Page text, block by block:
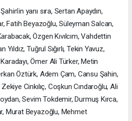
yanı sıra, Sertan Apaydın,
Fatih Beyazoğlu, Süleyman Salcan,
Özgen Kıvılcım, Vahdettin
Tuğrul Sığırlı, Tekin Yavuz,
Ömer Ali Türker, Metin
Öztürk, Adem Çam, Cansu Şahin,
Cinkılıç, Coşkun Cındaroğlu, Ali
Sevim Tokdemir, Durmuş Kırca,
Murat Beyazoğlu, Mehmet